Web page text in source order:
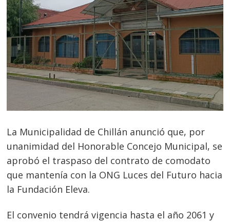
La Municipalidad de Chillán anunció que, por
unanimidad del Honorable Concejo Municipal, se
aprobó el traspaso del contrato de comodato
que mantenía con la ONG Luces del Futuro hacia
la Fundación Eleva.
El convenio tendrá vigencia hasta el año 2061 y